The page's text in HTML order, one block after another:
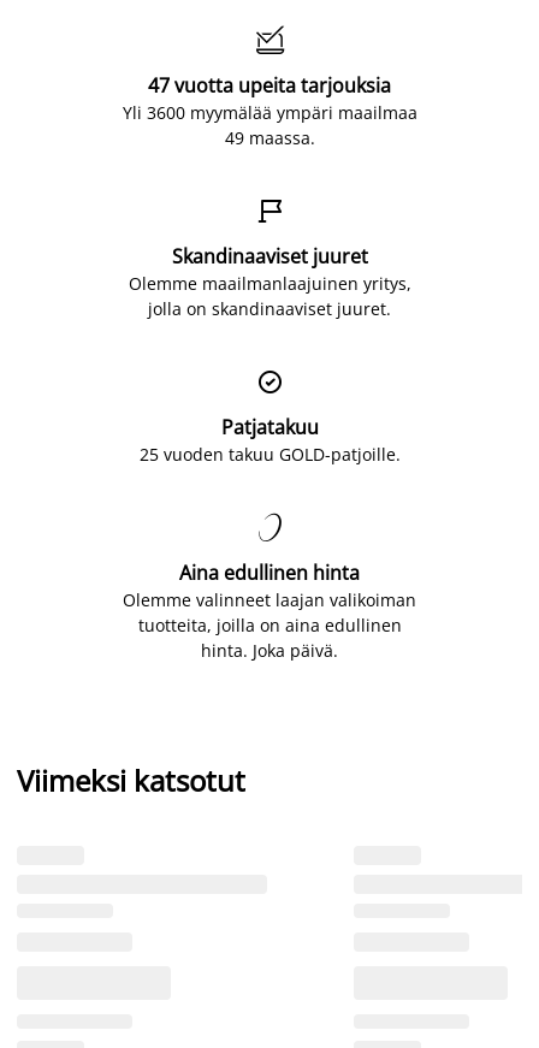

47 vuotta upeita tarjouksia
Yli 3600 myymälää ympäri maailmaa
49 maassa.

Skandinaaviset juuret
Olemme maailmanlaajuinen yritys,
jolla on skandinaaviset juuret.

Patjatakuu
25 vuoden takuu GOLD-patjoille.

Aina edullinen hinta
Olemme valinneet laajan valikoiman
tuotteita, joilla on aina edullinen
hinta. Joka päivä.
Viimeksi katsotut